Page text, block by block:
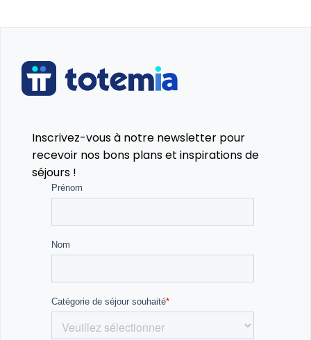
Casino night 🎲
Une immersion totale dans la nature et le sport 🌳
Profite de l'atmosphère unique des Landes pour
combiner sport, nature, détente et amitié. Ce séjour
compétences aquatiques, mais aussi de te créer des
souvenirs incroyables dans un cadre idyllique !
Alors, prêt à vivre cette aventure excitante et pleine
de découvertes ? 🌊
Inscrivez-vous à notre newsletter pour
recevoir nos bons plans et inspirations de
séjours !